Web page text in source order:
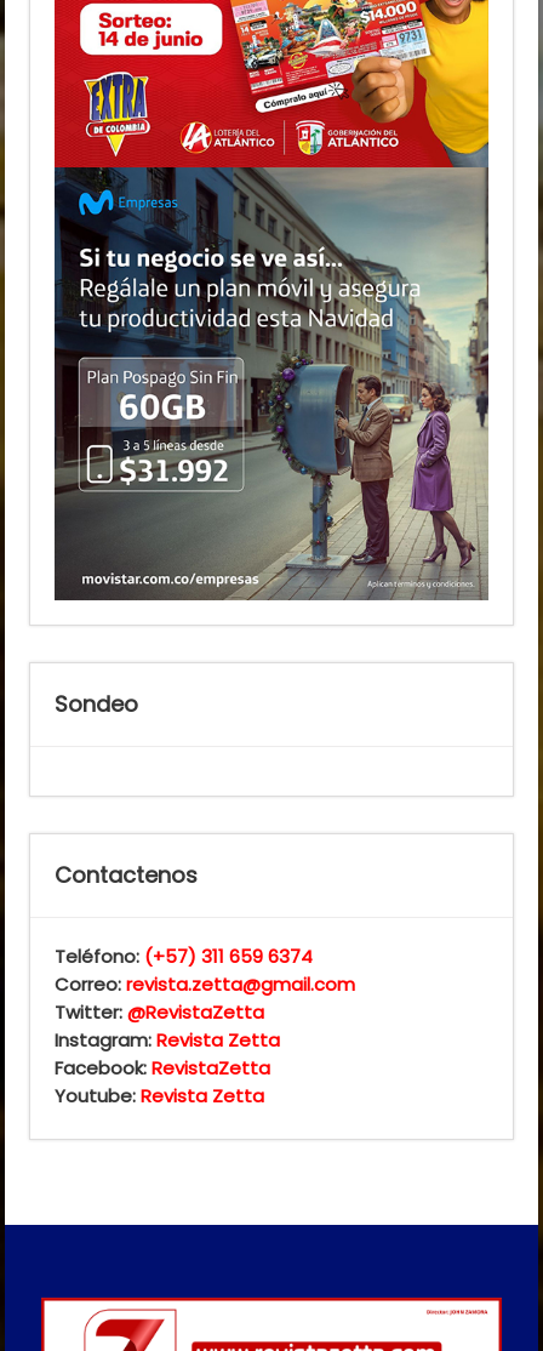
Sondeo
Contactenos
Teléfono: (+57) 311 659 6374
Correo:revista.zetta@gmail.com
Twitter:@RevistaZetta
Instagram:Revista Zetta
Facebook:RevistaZetta
Youtube:Revista Zetta